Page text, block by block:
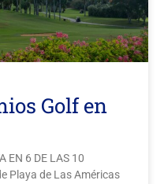
Golf en
EN 6 DE LAS 10
Playa de Las Américas